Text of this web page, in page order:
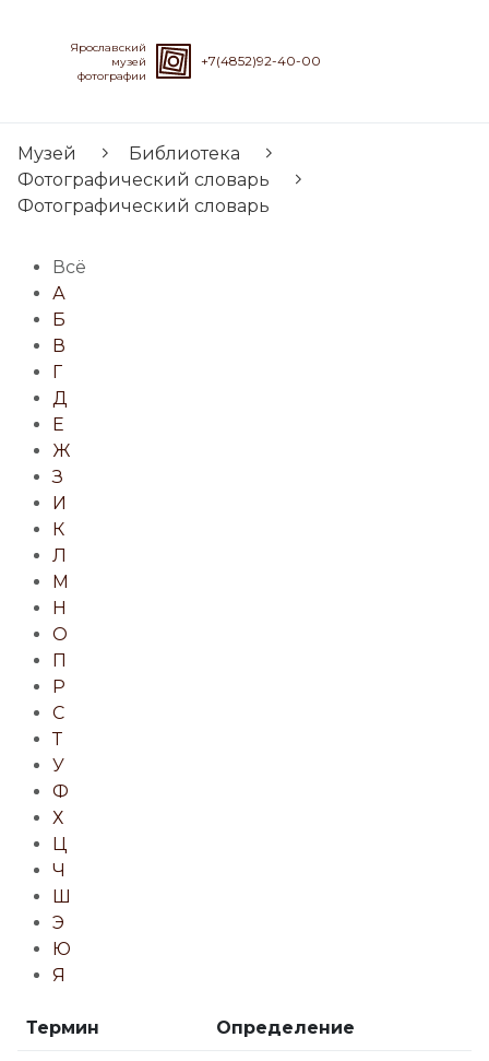
Ярославский
музей
фотографии
+7(4852)92-40-00
Музей
Библиотека
Фотографический словарь
Фотографический словарь
Всё
А
Б
В
Г
Д
Е
Ж
З
И
К
Л
М
Н
О
П
Р
С
Т
У
Ф
Х
Ц
Ч
Ш
Э
Ю
Я
Термин Определение